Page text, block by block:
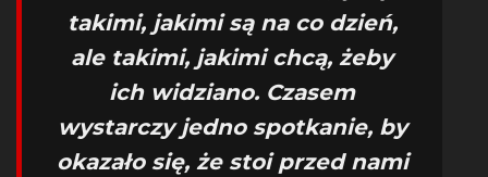
takimi, jakimi są na co dzień,
ale takimi, jakimi chcą, żeby
ich widziano. Czasem
wystarczy jedno spotkanie, by
okazało się, że stoi przed nami